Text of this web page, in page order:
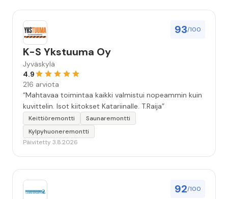
93/100
K-S Ykstuuma Oy
Jyväskylä
4.9
216 arviota
“Mahtavaa toimintaa kaikki valmistui nopeammin kuin
kuvittelin. Isot kiitokset Katariinalle. T.Raija”
Keittiöremontti
Saunaremontti
Kylpyhuoneremontti
Päivitetty 3.8.2026
92/100